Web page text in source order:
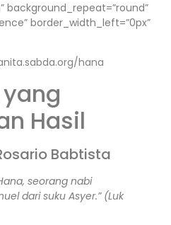
background_repeat=”round”
border_width_left=”0px”
hana
Hasil
Babtista
seorang nabi
dari suku Asyer.” (Luk